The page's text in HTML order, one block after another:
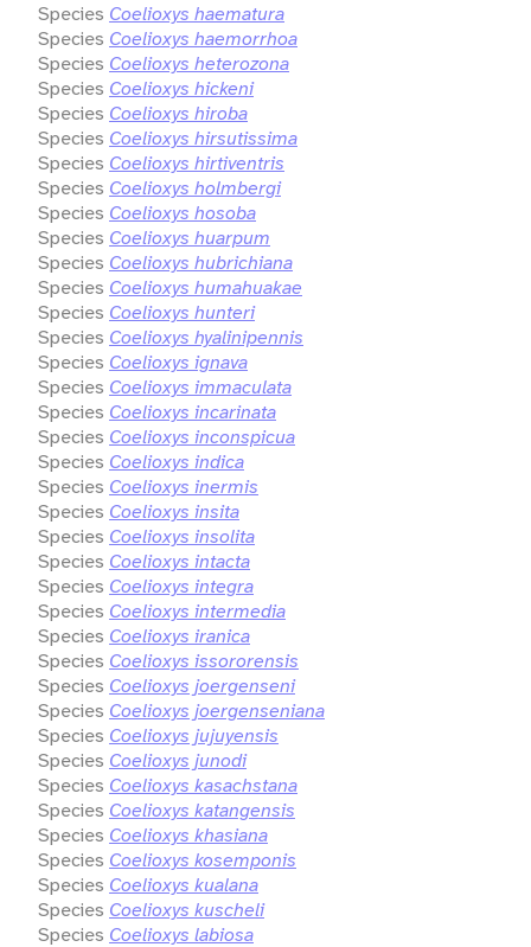
Species Coelioxys haematura
Species Coelioxys haemorrhoa
Species Coelioxys heterozona
Species Coelioxys hickeni
Species Coelioxys hiroba
Species Coelioxys hirsutissima
Species Coelioxys hirtiventris
Species Coelioxys holmbergi
Species Coelioxys hosoba
Species Coelioxys huarpum
Species Coelioxys hubrichiana
Species Coelioxys humahuakae
Species Coelioxys hunteri
Species Coelioxys hyalinipennis
Species Coelioxys ignava
Species Coelioxys immaculata
Species Coelioxys incarinata
Species Coelioxys inconspicua
Species Coelioxys indica
Species Coelioxys inermis
Species Coelioxys insita
Species Coelioxys insolita
Species Coelioxys intacta
Species Coelioxys integra
Species Coelioxys intermedia
Species Coelioxys iranica
Species Coelioxys issororensis
Species Coelioxys joergenseni
Species Coelioxys joergenseniana
Species Coelioxys jujuyensis
Species Coelioxys junodi
Species Coelioxys kasachstana
Species Coelioxys katangensis
Species Coelioxys khasiana
Species Coelioxys kosemponis
Species Coelioxys kualana
Species Coelioxys kuscheli
Species Coelioxys labiosa